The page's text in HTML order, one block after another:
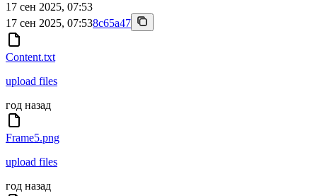
17 сен 2025, 07:53
17 сен 2025, 07:538c65a47
Content.txt
upload files
год назад
Frame5.png
upload files
год назад